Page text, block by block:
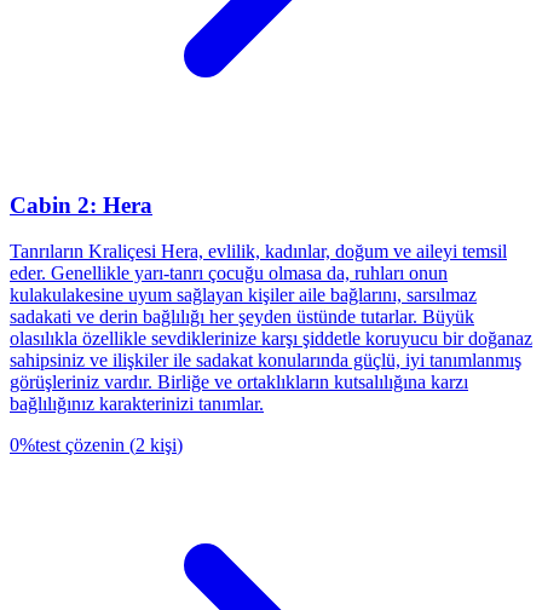
Cabin 2: Hera
Tanrıların Kraliçesi Hera, evlilik, kadınlar, doğum ve aileyi temsil
eder. Genellikle yarı-tanrı çocuğu olmasa da, ruhları onun
kulakulakesine uyum sağlayan kişiler aile bağlarını, sarsılmaz
sadakati ve derin bağlılığı her şeyden üstünde tutarlar. Büyük
olasılıkla özellikle sevdiklerinize karşı şiddetle koruyucu bir doğanaz
sahipsiniz ve ilişkiler ile sadakat konularında güçlü, iyi tanımlanmış
görüşleriniz vardır. Birliğe ve ortaklıkların kutsalılığına karzı
bağlılığınız karakterinizi tanımlar.
0%test çözenin (2 kişi)